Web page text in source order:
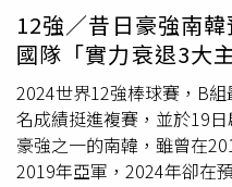
時噴，到底招誰惹誰？重點
護航說Josh害人被公審欸
為，「這句硬要解釋也不一
者，傳統媒體圈或許不想跟
只是在限時動態講，真的
雖然已經來不及，但還是
12強／昔日豪強南
國隊「實力衰退3大主
2024世界12強棒球賽，B
名成績挺進複賽，並於19
豪強之一的南韓，雖曾在
2019年亞軍，2024年卻在